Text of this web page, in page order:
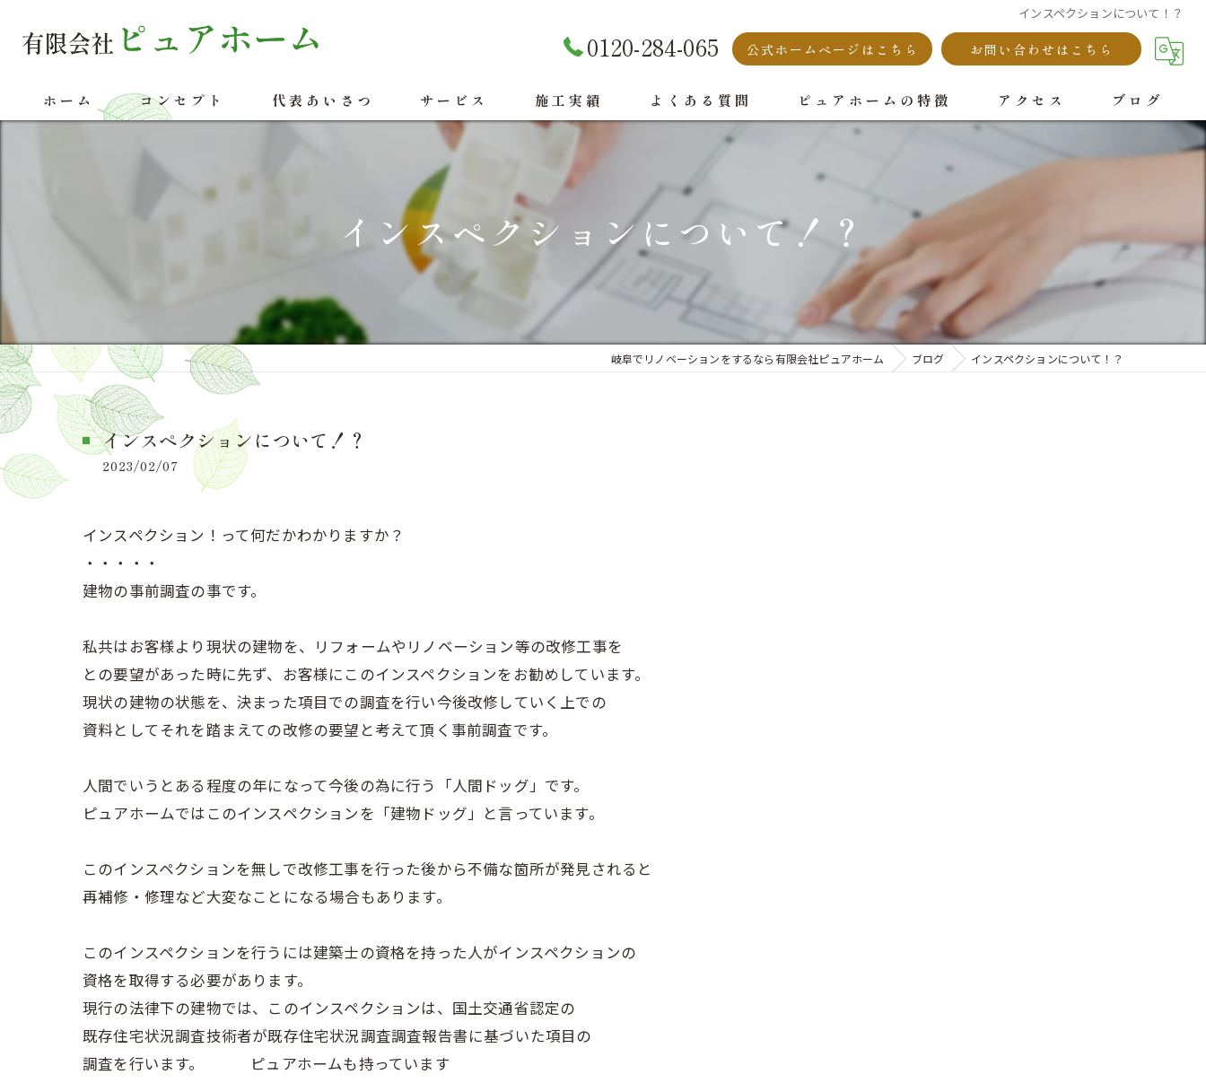
インスペクションについて！？
0120-284-065 公式ホームページはこちら お問い合わせはこちら
ホーム コンセプト 代表あいさつ サービス 施工実績 よくある質問 ピュアホームの特徴
民泊
省エネ
耐震
アクセス ブログ
インスペクションについて！？
岐阜でリノベーションをするなら有限会社ピュアホーム ブログ インスペクションについて！？
インスペクションについて！？
2023/02/07
インスペクション！って何だかわかりますか？
・・・・・
建物の事前調査の事です。
私共はお客様より現状の建物を、リフォームやリノベーション等の改修工事を
との要望があった時に先ず、お客様にこのインスペクションをお勧めしています。
現状の建物の状態を、決まった項目での調査を行い今後改修していく上での
資料としてそれを踏まえての改修の要望と考えて頂く事前調査です。
人間でいうとある程度の年になって今後の為に行う「人間ドッグ」です。
ピュアホームではこのインスペクションを「建物ドッグ」と言っています。
このインスペクションを無しで改修工事を行った後から不備な箇所が発見されると
再補修・修理など大変なことになる場合もあります。
このインスペクションを行うには建築士の資格を持った人がインスペクションの
資格を取得する必要があります。
現行の法律下の建物では、このインスペクションは、国土交通省認定の
既存住宅状況調査技術者が既存住宅状況調査調査報告書に基づいた項目の
調査を行います。 ピュアホームも持っています